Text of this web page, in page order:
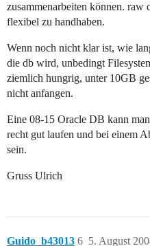
zusammenarbeiten können. raw
flexibel zu handhaben.
Wenn noch nicht klar ist, wie
die db wird, unbedingt
ziemlich hungrig, unter 10GB
nicht anfangen.
Eine 08-15 Oracle DB kann
recht gut laufen und bei einem
sein.
Gruss Ulrich
Guido_b43013 5. August
6